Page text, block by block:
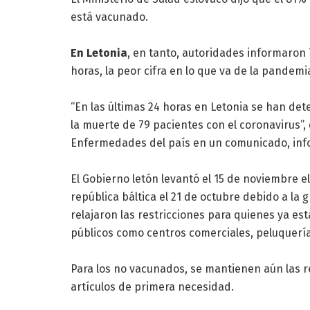
está vacunado.
En Letonia, en tanto, autoridades informaron
horas, la peor cifra en lo que va de la
“En las últimas 24 horas en Letonia se han
la muerte de 79 pacientes con el
Enfermedades del país en un comunicado,
El Gobierno letón levantó el 15 de noviembre
república báltica el 21 de octubre debido a la
relajaron las restricciones para quienes ya
públicos como centros comerciales,
Para los no vacunados, se mantienen aún
artículos de primera necesidad.